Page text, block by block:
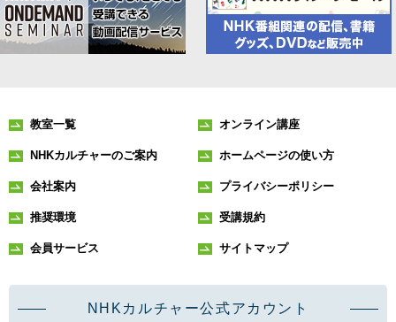
教室一覧 オンライン講座
NHKカルチャーのご案内 ホームページの使い方
会社案内 プライバシーポリシー
推奨環境 受講規約
会員サービス サイトマップ
NHKカルチャー公式アカウント